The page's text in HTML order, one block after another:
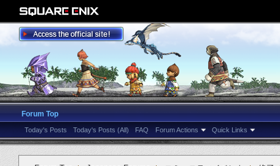
Forum Top
Today's Posts Today's Posts (All) FAQ Forum Actions Quick Links